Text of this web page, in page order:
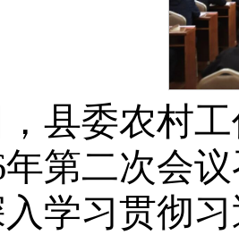
，县委农村
年第二次会
学习贯彻